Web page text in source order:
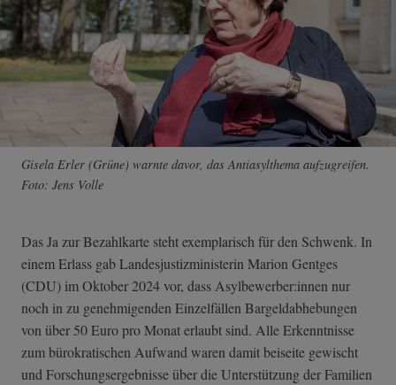
Gisela Erler (Grüne) warnte davor, das Antiasylthema aufzugreifen.
Foto: Jens Volle
Das Ja zur Bezahlkarte steht exemplarisch für den Schwenk. In
einem Erlass gab Landesjustizministerin Marion Gentges
(CDU) im Oktober 2024 vor, dass Asylbewerber:innen nur
noch in zu genehmigenden Einzelfällen Bargeldabhebungen
von über 50 Euro pro Monat erlaubt sind. Alle Erkenntnisse
zum bürokratischen Aufwand waren damit beiseite gewischt
und Forschungsergebnisse über die Unterstützung der Familien